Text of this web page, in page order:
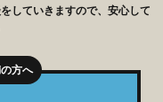
していきますので、安心して